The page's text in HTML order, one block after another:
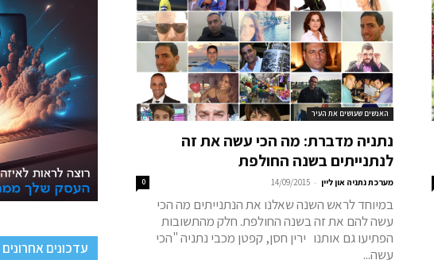
האנשים שעושים את העיר
נתניה מדברת: מה הכי עשה את זה
לנתנייתים בשנה החולפת
מערכת נתניה און ליין -
14/09/2015
0
במיוחד לראש השנה שאלנו את הנתנייתים מה הכי
עשה להם את זה בשנה החולפת. חלק מהתשובות
הפתיעו גם אותנו ירין חסן, קפטן מכבי נתניה "הכי
עשה...
עדכונים אחרונים